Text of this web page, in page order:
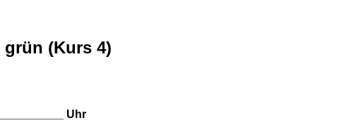
grün (Kurs 4)
Uhr